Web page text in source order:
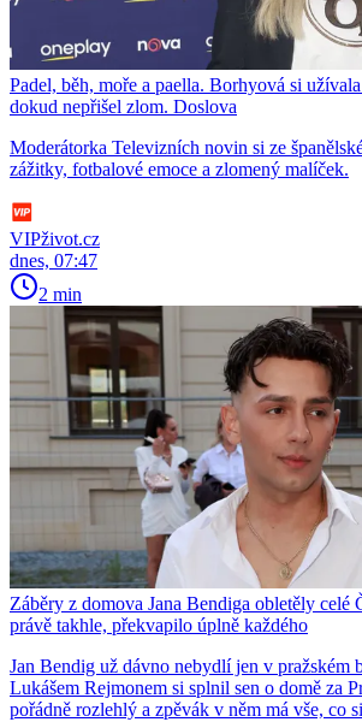
Padel, běh, moře a paella. Borhyová si
dokud nepřišel zlom. Doslova
Moderátorka Televizních novin si ze
zážitky, fotbalové emoce a zlomený malíček.
VIPživot.cz
dnes, 07:47
2 min
Záběry z domova Jana Bendiga obletěly celé
právě takhle, překvapilo úplně každého
Jan Bendig už dávno nebydlí jen v pražském
Lukášem Rejmonem si splnil sen o domě za
pořádně rozlehlý a zpěvák v něm má vše, co